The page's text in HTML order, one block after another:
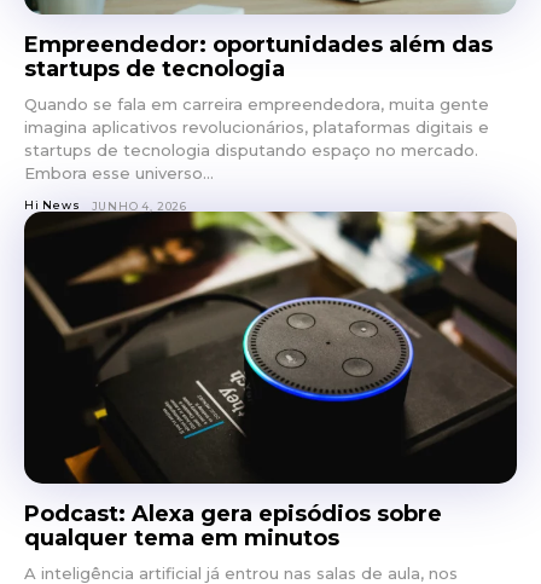
Empreendedor: oportunidades além das
startups de tecnologia
Quando se fala em carreira empreendedora, muita gente
imagina aplicativos revolucionários, plataformas digitais e
startups de tecnologia disputando espaço no mercado.
Embora esse universo...
Hi News JUNHO 4, 2026
Podcast: Alexa gera episódios sobre
qualquer tema em minutos
A inteligência artificial já entrou nas salas de aula, nos